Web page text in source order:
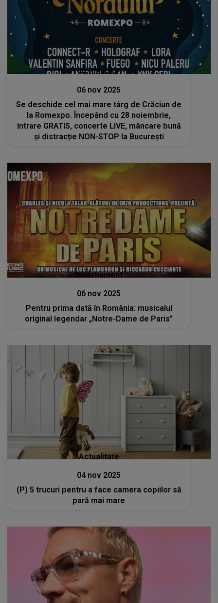
Actualitate
06 nov 2025
Se deschide cel mai mare târg de Crăciun de
la Romexpo. Începând cu 28 noiembrie,
Intrare GRATIS, concerte LIVE, mâncare bună
și distracție NON-STOP la București
Divertisment
06 nov 2025
Pentru prima dată în România: musicalul
original legendar „Notre-Dame de Paris”
Actualitate
04 nov 2025
(P) 5 trucuri pentru a face camera copiilor să
pară mai mare